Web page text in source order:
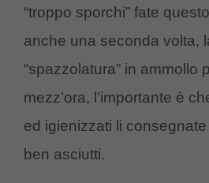
“troppo sporchi” fate
anche una seconda volta,
“spazzolatura” in ammollo
mezz’ora, l’importante è
ed igienizzati li
ben asciutti.